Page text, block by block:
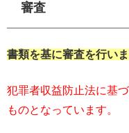
審査
書類を基に審査を行いま
犯罪者収益防止法に基
ものとなっています。